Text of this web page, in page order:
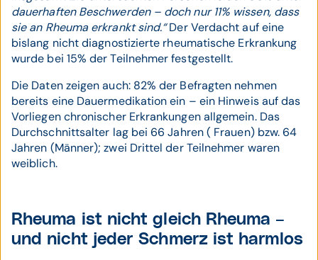
dauerhaften Beschwerden – doch nur 11% wissen, dass
sie an Rheuma erkrankt sind.“Der Verdacht auf eine
bislang nicht diagnostizierte rheumatische Erkrankung
wurde bei 15% der Teilnehmer festgestellt.
Die Daten zeigen auch: 82% der Befragten nehmen
bereits eine Dauermedikation ein – ein Hinweis auf das
Vorliegen chronischer Erkrankungen allgemein. Das
Durchschnittsalter lag bei 66 Jahren ( Frauen) bzw. 64
Jahren (Männer); zwei Drittel der Teilnehmer waren
weiblich.
Rheuma ist nicht gleich Rheuma –
und nicht jeder Schmerz ist harmlos